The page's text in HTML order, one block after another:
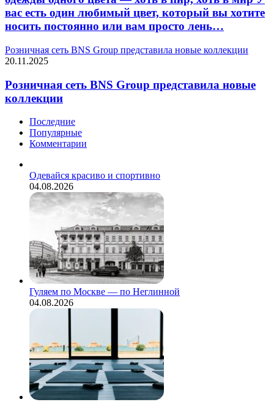
вас есть один любимый цвет, который вы хотите
носить постоянно или вам просто лень…
Розничная сеть BNS Group представила новые коллекции
20.11.2025
Розничная сеть BNS Group представила новые
коллекции
Последние
Популярные
Комментарии
Одевайся красиво и спортивно
04.08.2026
Гуляем по Москве — по Неглинной
04.08.2026